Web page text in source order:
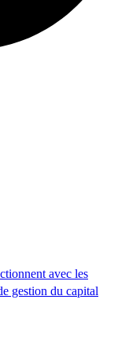
avec les
gestion du capital